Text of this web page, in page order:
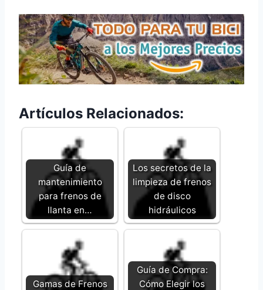
Artículos Relacionados:
Guía de
mantenimiento
para frenos de
llanta en…
Los secretos de la
limpieza de frenos
de disco
hidráulicos
Gamas de Frenos
Guía de Compra:
Cómo Elegir los